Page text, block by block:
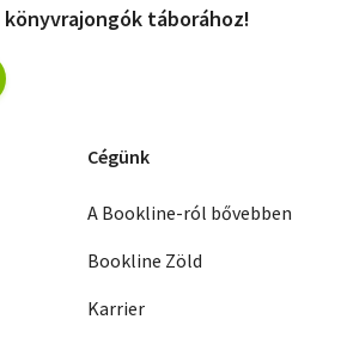
könyvrajongók táborához!
Cégünk
A Bookline-ról bővebben
Bookline Zöld
Karrier